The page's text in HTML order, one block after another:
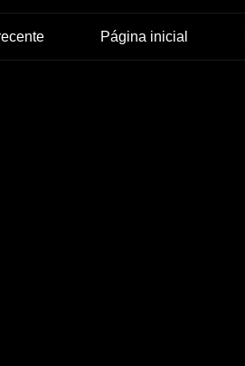
Página inicial